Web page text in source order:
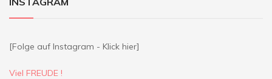
[Folge auf Instagram - Klick hier]
Viel FREUDE !